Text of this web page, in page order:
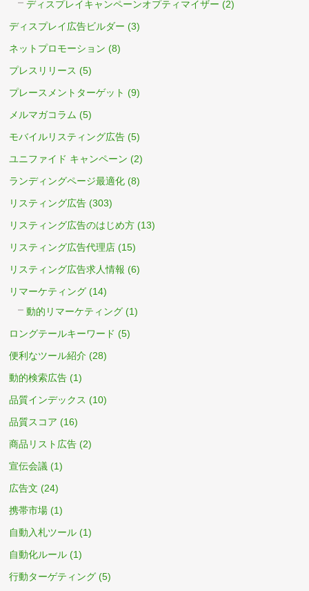
ディスプレイキャンペーンオプティマイザー (2)
ディスプレイ広告ビルダー (3)
ネットプロモーション (8)
プレスリリース (5)
プレースメントターゲット (9)
メルマガコラム (5)
モバイルリスティング広告 (5)
ユニファイド キャンペーン (2)
ランディングページ最適化 (8)
リスティング広告 (303)
リスティング広告のはじめ方 (13)
リスティング広告代理店 (15)
リスティング広告求人情報 (6)
リマーケティング (14)
動的リマーケティング (1)
ロングテールキーワード (5)
便利なツール紹介 (28)
動的検索広告 (1)
品質インデックス (10)
品質スコア (16)
商品リスト広告 (2)
宣伝会議 (1)
広告文 (24)
携帯市場 (1)
自動入札ツール (1)
自動化ルール (1)
行動ターゲティング (5)